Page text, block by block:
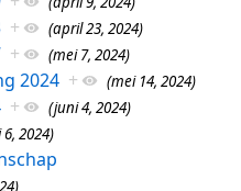
+ (april 23, 2024)
+ (mei 7, 2024)
2024 + (mei 14, 2024)
+ (juni 4, 2024)
2024)